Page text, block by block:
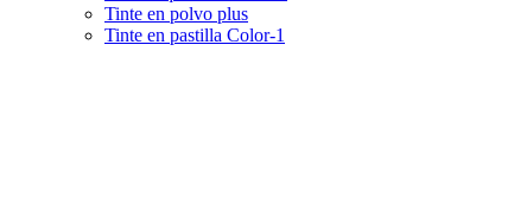
Tinte en polvo plus
Tinte en pastilla Color-1